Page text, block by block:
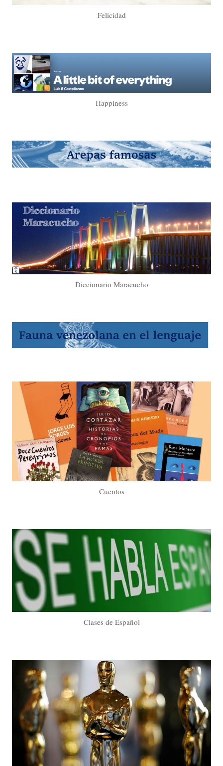
Felicidad
Happiness
Diccionario Maracucho
Cuentos
Clases de Español